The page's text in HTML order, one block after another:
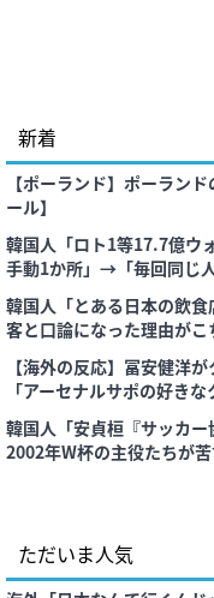
新着
【ポーランド】ポーラン
ール】
韓国人「ロト1等17.7億ウ
手動1か所」→「毎回同じ
韓国人「とある日本の飲
客と口論になった理由がこ
【海外の反応】冨安健洋
「アーセナルサポの好きな
韓国人「安貞桓『サッカー
2002年W杯の主役たちが
ただいま人気